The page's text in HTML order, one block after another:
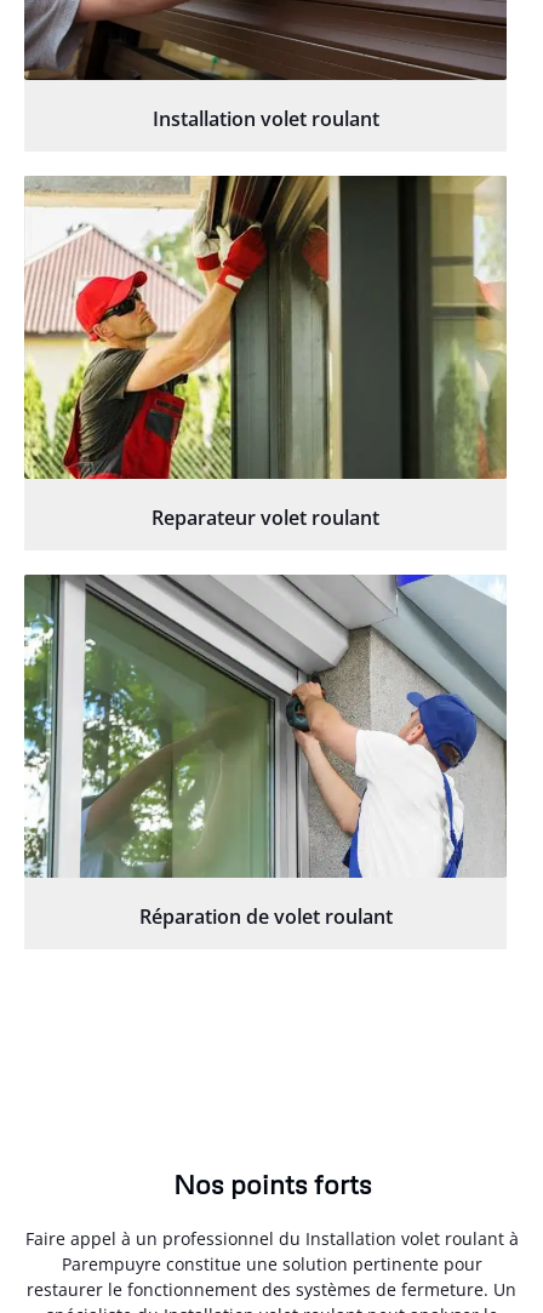
Installation volet roulant
Reparateur volet roulant
Réparation de volet roulant
Nos points forts
Faire appel à un professionnel du Installation volet roulant à
Parempuyre constitue une solution pertinente pour
restaurer le fonctionnement des systèmes de fermeture. Un